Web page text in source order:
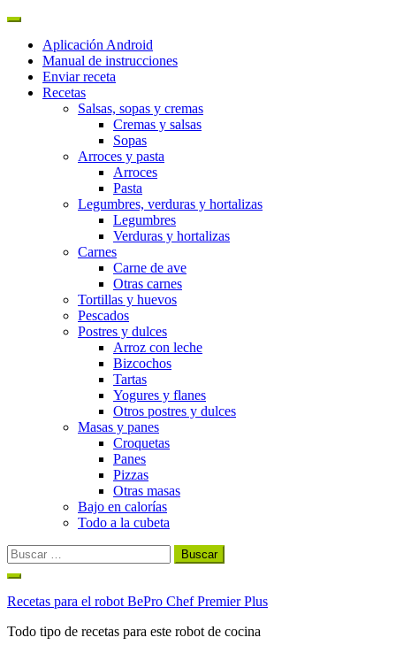
Aplicación Android
Manual de instrucciones
Enviar receta
Recetas
Salsas, sopas y cremas
Cremas y salsas
Sopas
Arroces y pasta
Arroces
Pasta
Legumbres, verduras y hortalizas
Legumbres
Verduras y hortalizas
Carnes
Carne de ave
Otras carnes
Tortillas y huevos
Pescados
Postres y dulces
Arroz con leche
Bizcochos
Tartas
Yogures y flanes
Otros postres y dulces
Masas y panes
Croquetas
Panes
Pizzas
Otras masas
Bajo en calorías
Todo a la cubeta
Buscar:
Ir
contenido
Recetas para el robot BePro Chef Premier Plus
Todo tipo de recetas para este robot de cocina